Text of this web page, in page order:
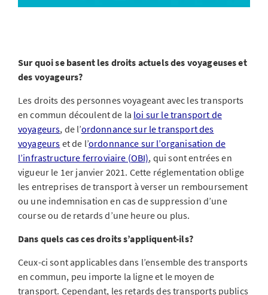
Sur quoi se basent les droits actuels des voyageuses et
des voyageurs?
Les droits des personnes voyageant avec les transports
en commun découlent de la loi sur le transport de
voyageurs, de l’ordonnance sur le transport des
voyageurs et de l’ordonnance sur l’organisation de
l’infrastructure ferroviaire (OBI), qui sont entrées en
vigueur le 1er janvier 2021. Cette réglementation oblige
les entreprises de transport à verser un remboursement
ou une indemnisation en cas de suppression d’une
course ou de retards d’une heure ou plus.
Dans quels cas ces droits s’appliquent-ils?
Ceux-ci sont applicables dans l’ensemble des transports
en commun, peu importe la ligne et le moyen de
transport. Cependant, les retards des transports publics